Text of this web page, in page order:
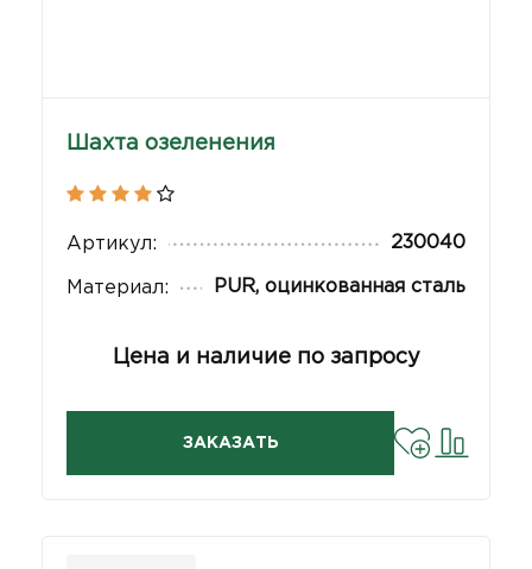
Шахта озеленения
Артикул: 230040
Материал: PUR, оцинкованная сталь
Цена и наличие по запросу
ЗАКАЗАТЬ